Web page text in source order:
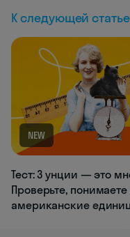
К следующей статье
NEW
Тест: 3 унции — это
Проверьте,
американские